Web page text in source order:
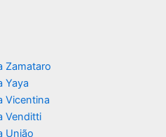
Zamataro
Yaya
Vicentina
Venditti
União